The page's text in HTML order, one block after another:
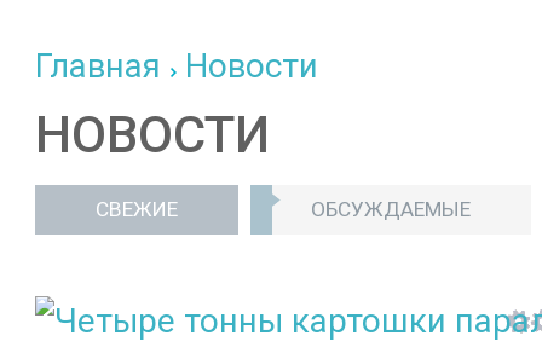
Главная Новости
НОВОСТИ
СВЕЖИЕ ОБСУЖДАЕМЫЕ